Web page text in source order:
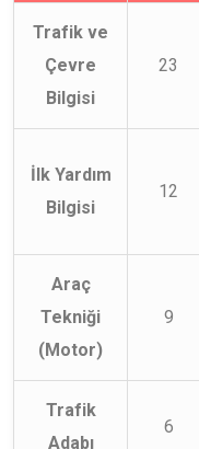
Trafik ve
Çevre
Bilgisi
23
İlk Yardım
Bilgisi
12
Araç
Tekniği
(Motor)
9
Trafik
Adabı
6